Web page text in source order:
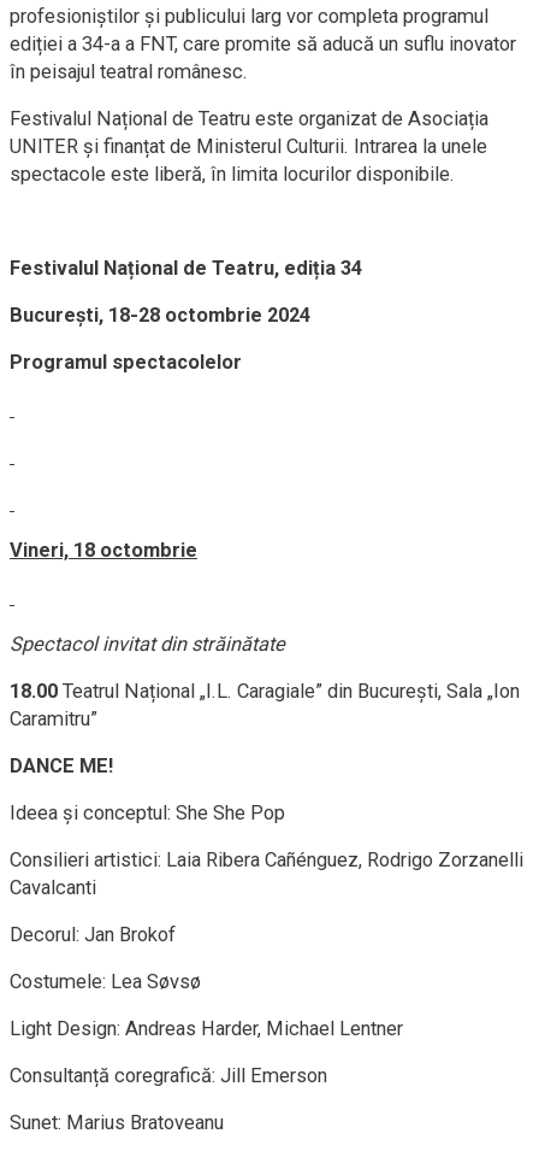
profesioniștilor și publicului larg vor completa programul
ediției a 34-a a FNT, care promite să aducă un suflu inovator
în peisajul teatral românesc.
Festivalul Național de Teatru este organizat de Asociația
UNITER și finanțat de Ministerul Culturii. Intrarea la unele
spectacole este liberă, în limita locurilor disponibile.
Festivalul Național de Teatru, ediția 34
București, 18-28 octombrie 2024
Programul spectacolelor
Vineri, 18 octombrie
Spectacol invitat din străinătate
18.00 Teatrul Național „I.L. Caragiale” din București, Sala „Ion
Caramitru”
DANCE ME!
Ideea și conceptul: She She Pop
Consilieri artistici: Laia Ribera Cañénguez, Rodrigo Zorzanelli
Cavalcanti
Decorul: Jan Brokof
Costumele: Lea Søvsø
Light Design: Andreas Harder, Michael Lentner
Consultanță coregrafică: Jill Emerson
Sunet: Marius Bratoveanu